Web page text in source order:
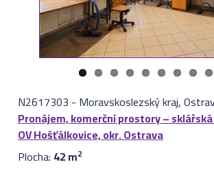
N2617303 - Moravskoslezský kraj,
Pronájem, komerční prostory –
OV Hošťálkovice, okr. Ostrava
Plocha: 42 m2